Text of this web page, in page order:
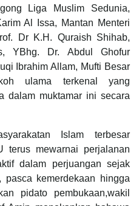
Liga Muslim Sedunia,
Al Issa, Mantan Menteri
Dr K.H. Quraish Shihab,
YBhg. Dr. Abdul Ghofur
Ibrahim Allam, Mufti Besar
ulama terkenal yang
dalam muktamar ini secara
Islam terbesar
mewarnai perjalanan
dalam perjuangan sejak
pasca kemerdekaan hingga
pidato pembukaan,wakil